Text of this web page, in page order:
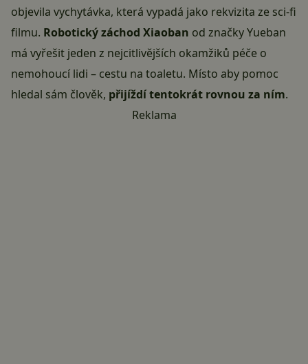
objevila vychytávka, která vypadá jako rekvizita ze sci-fi
filmu. Robotický záchod Xiaoban od značky Yueban
má vyřešit jeden z nejcitlivějších okamžiků péče o
nemohoucí lidi – cestu na toaletu. Místo aby pomoc
hledal sám člověk, přijíždí tentokrát rovnou za ním.
Reklama